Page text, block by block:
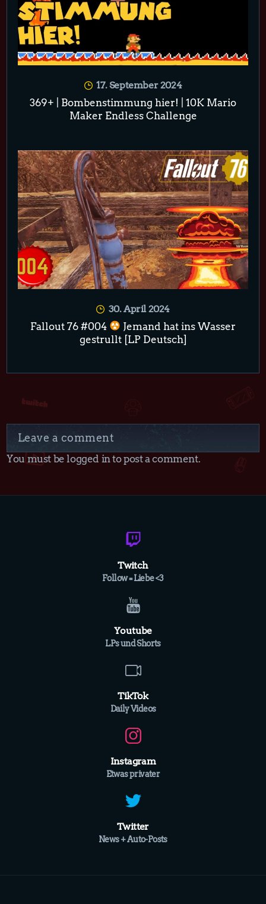
17. September 2024
369+ | Bombenstimmung hier! | 10K Mario
Maker Endless Challenge
30. April 2024
Fallout 76 #004
Jemand hat ins Wasser
gestrullt [LP Deutsch]
Leave a comment
You must be logged in to post a comment.
Twitch
Follow = Liebe <3
Youtube
LPs und Shorts
TikTok
Daily Videos
Instagram
Etwas privater
Twitter
News + Auto-Posts